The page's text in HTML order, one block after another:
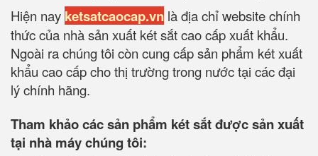
Hiện nay ketsatcaocap.vn là địa chỉ website chính
thức của nhà sản xuất két sắt cao cấp xuất khẩu.
Ngoài ra chúng tôi còn cung cấp sản phẩm két xuất
khẩu cao cấp cho thị trường trong nước tại các đại
lý chính hãng.
Tham khảo các sản phẩm két sắt được sản xuất
tại nhà máy chúng tôi: